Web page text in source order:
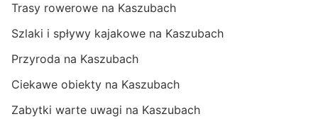
Trasy rowerowe na Kaszubach
Szlaki i spływy kajakowe na Kaszubach
Przyroda na Kaszubach
Ciekawe obiekty na Kaszubach
Zabytki warte uwagi na Kaszubach